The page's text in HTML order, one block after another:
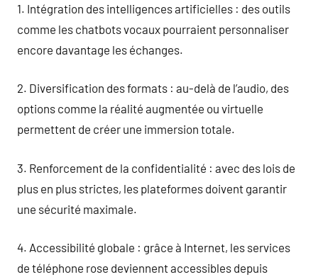
1. Intégration des intelligences artificielles : des outils
comme les chatbots vocaux pourraient personnaliser
encore davantage les échanges.
2. Diversification des formats : au-delà de l’audio, des
options comme la réalité augmentée ou virtuelle
permettent de créer une immersion totale.
3. Renforcement de la confidentialité : avec des lois de
plus en plus strictes, les plateformes doivent garantir
une sécurité maximale.
4. Accessibilité globale : grâce à Internet, les services
de téléphone rose deviennent accessibles depuis